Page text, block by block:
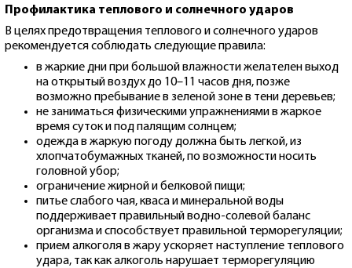
Профилактика теплового и солнечного ударов
В целях предотвращения теплового и солнечного ударов
рекомендуется соблюдать следующие правила:
в жаркие дни при большой влажности желателен выход
на открытый воздух до 10–11 часов дня, позже
возможно пребывание в зеленой зоне в тени деревьев;
не заниматься физическими упражнениями в жаркое
время суток и под палящим солнцем;
одежда в жаркую погоду должна быть легкой, из
хлопчатобумажных тканей, по возможности носить
головной убор;
ограничение жирной и белковой пищи;
питье слабого чая, кваса и минеральной воды
поддерживает правильный водно-солевой баланс
организма и способствует правильной терморегуляции;
прием алкоголя в жару ускоряет наступление теплового
удара, так как алкоголь нарушает терморегуляцию